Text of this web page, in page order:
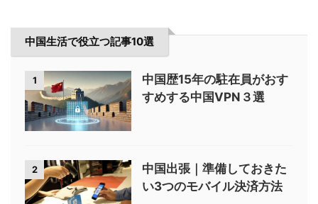
中国生活で役立つ記事10選
1
中国歴15年の駐在員がおす
すめする中国VPN３選
2
中国出張｜準備しておきた
い3つのモバイル決済方法